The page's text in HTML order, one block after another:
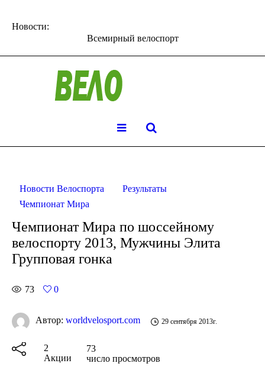
Новости:
Всемирный велоспорт
Новости Велоспорта
Результаты
Чемпионат Мира
Чемпионат Мира по шоссейному
велоспорту 2013, Мужчины Элита
Групповая гонка
73 0
Автор: worldvelosport.com 29 сентября 2013г.
2
Акции
73
число просмотров